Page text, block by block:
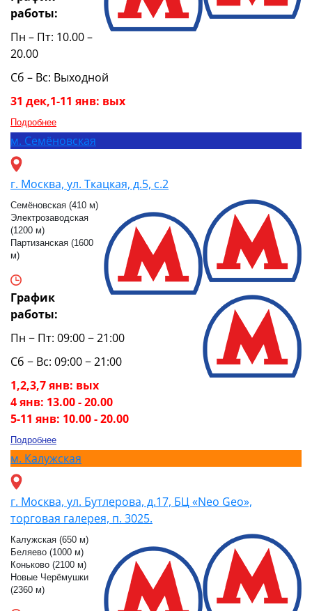
работы:
Пн – Пт: 10.00 –
20.00
Сб – Вс: Выходной
31 дек,1-11 янв: вых
Подробнее
м. Семёновская
г. Москва, ул. Ткацкая, д.5, с.2
Семёновская (410 м)
Электрозаводская
(1200 м)
Партизанская (1600
м)
График
работы:
Пн − Пт: 09:00 − 21:00
Сб − Вс: 09:00 − 21:00
1,2,3,7 янв: вых
4 янв: 13.00 - 20.00
5-11 янв: 10.00 - 20.00
Подробнее
м. Калужская
г. Москва, ул. Бутлерова, д.17, БЦ «Neo Geo»,
торговая галерея, п. 3025.
Калужская (650 м)
Беляево (1000 м)
Коньково (2100 м)
Новые Черёмушки
(2360 м)